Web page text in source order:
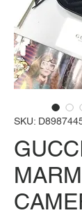
SKU: